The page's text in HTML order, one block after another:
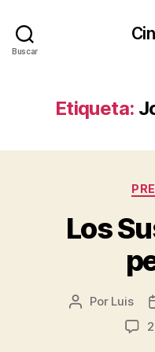
Buscar
Etiqueta:
Los
Autor
Por Luis